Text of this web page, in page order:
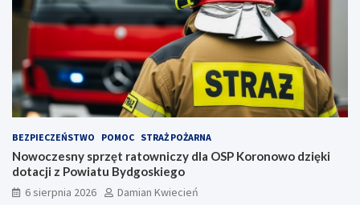
BEZPIECZEŃSTWO POMOC STRAŻ POŻARNA
Nowoczesny sprzęt ratowniczy dla OSP Koronowo dzięki
dotacji z Powiatu Bydgoskiego
6 sierpnia 2026
Damian Kwiecień